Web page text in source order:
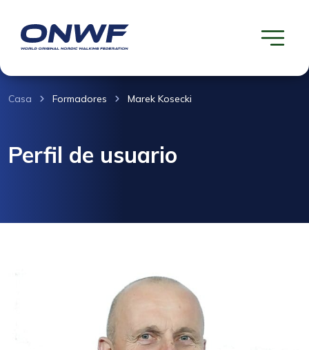
Casa Formadores Marek Kosecki
Perfil de usuario